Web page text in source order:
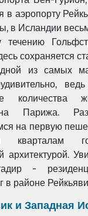
в аэропорту
в Исландии
течению
сохраняется
из самых
количества
Парижа.
на первую
кварталам
архитектурой.
-
в районе
и Западная